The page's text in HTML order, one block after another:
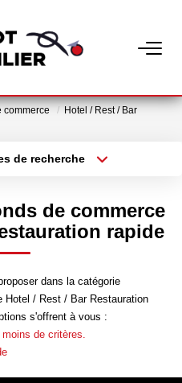
Gestion
commerce
Hotel / Rest / Bar
de recherche
Budget max
de commerce
rapide
dans la catégorie
Hotel / Rest / Bar Restauration
s'offrent à vous :
de critères.